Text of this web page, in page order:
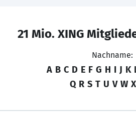
21 Mio. XING
Nachname:
A B C D E F G H I J K
Q R S T U V W X